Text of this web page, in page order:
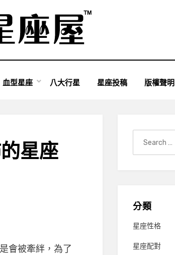
血型星座 八大行星 星座投稿 版權聲明
星座
會被牽絆，為了
分類
星座性格
星座配對